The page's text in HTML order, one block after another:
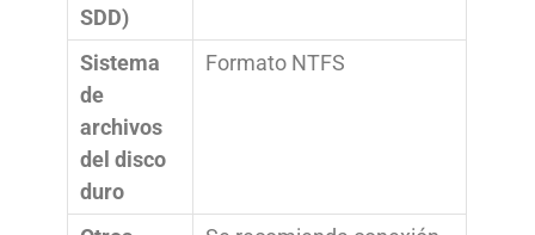
SDD)
Sistema
de
archivos
del disco
duro
Formato NTFS